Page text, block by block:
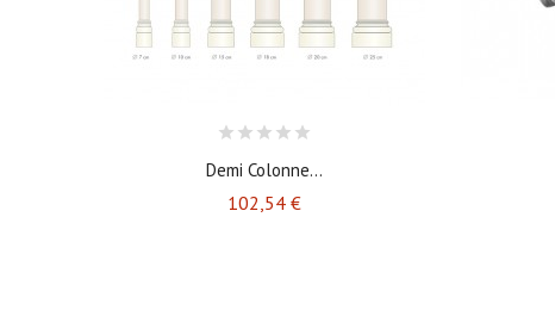
Demi Colonne...
102,54 €Prix